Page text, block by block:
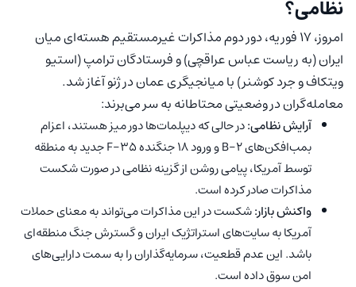
نظامی؟
امروز، ۱۷ فوریه، دور دوم مذاکرات غیرمستقیم هسته‌ای میان
ایران (به ریاست عباس عراقچی) و فرستادگان ترامپ (استیو
ویتکاف و جرد کوشنر) با میانجیگری عمان در ژنو آغاز شد.
معامله‌گران در وضعیتی محتاطانه به سر می‌برند:
آرایش نظامی:در حالی که دیپلمات‌ها دور میز هستند، اعزام
بمب‌افکن‌های B-2 و ورود ۱۸ جنگنده F-35 جدید به منطقه
توسط آمریکا، پیامی روشن از گزینه نظامی در صورت شکست
مذاکرات صادر کرده است.
واکنش بازار:شکست در این مذاکرات می‌تواند به معنای حملات
آمریکا به سایت‌های استراتژیک ایران و گسترش جنگ منطقه‌ای
باشد. این عدم قطعیت، سرمایه‌گذاران را به سمت دارایی‌های
امن سوق داده است.